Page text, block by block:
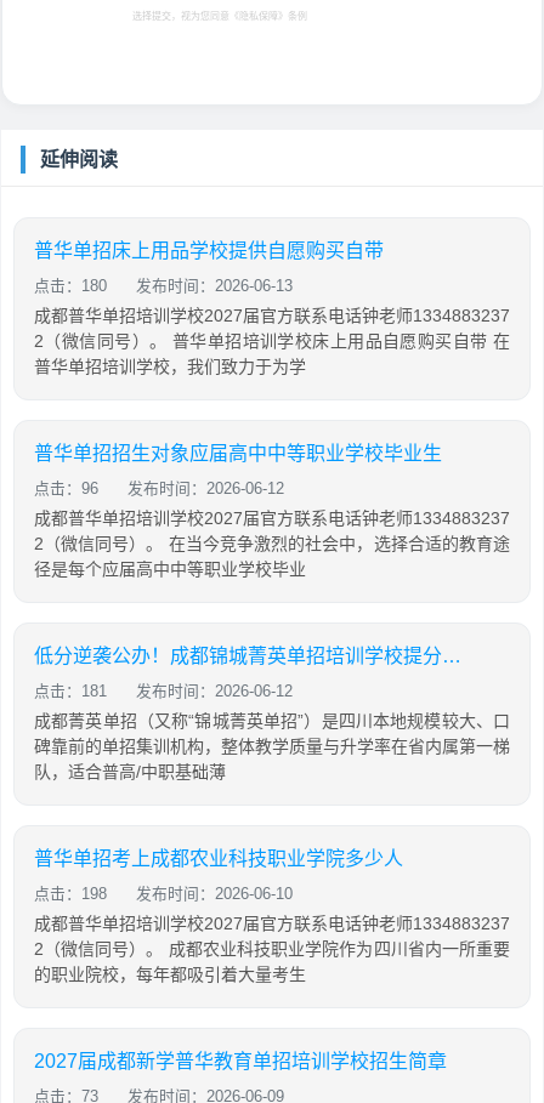
选择提交，视为您同意 《隐私保障》 条例
延伸阅读
普华单招床上用品学校提供自愿购买自带
点击：180 发布时间：2026-06-13
成都普华单招培训学校2027届官方联系电话钟老师1334883237
2（微信同号）。 普华单招培训学校床上用品自愿购买自带 在
普华单招培训学校，我们致力于为学
普华单招招生对象应届高中中等职业学校毕业生
点击：96 发布时间：2026-06-12
成都普华单招培训学校2027届官方联系电话钟老师1334883237
2（微信同号）。 在当今竞争激烈的社会中，选择合适的教育途
径是每个应届高中中等职业学校毕业
低分逆袭公办！成都锦城菁英单招培训学校提分攻略
点击：181 发布时间：2026-06-12
成都菁英单招（又称“锦城菁英单招”）是四川本地规模较大、口
碑靠前的单招集训机构，整体教学质量与升学率在省内属第一梯
队，适合普高/中职基础薄
普华单招考上成都农业科技职业学院多少人
点击：198 发布时间：2026-06-10
成都普华单招培训学校2027届官方联系电话钟老师1334883237
2（微信同号）。 成都农业科技职业学院作为四川省内一所重要
的职业院校，每年都吸引着大量考生
2027届成都新学普华教育单招培训学校招生简章
点击：73 发布时间：2026-06-09